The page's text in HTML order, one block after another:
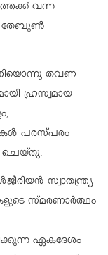
വന്ന
തേബൂണ്‍
തവണ
ഹ്രസ്വമായ
പരസ്പരം
ചെയ്തു.
സ്വാതന്ത്ര്യ
സ്മരണാര്‍ത്ഥം
ഏകദേശം